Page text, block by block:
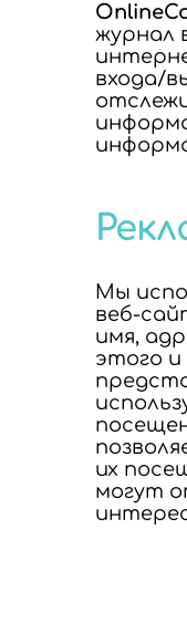
журнал
входа/
Мы
веб-
имя,
этого и
их
могут